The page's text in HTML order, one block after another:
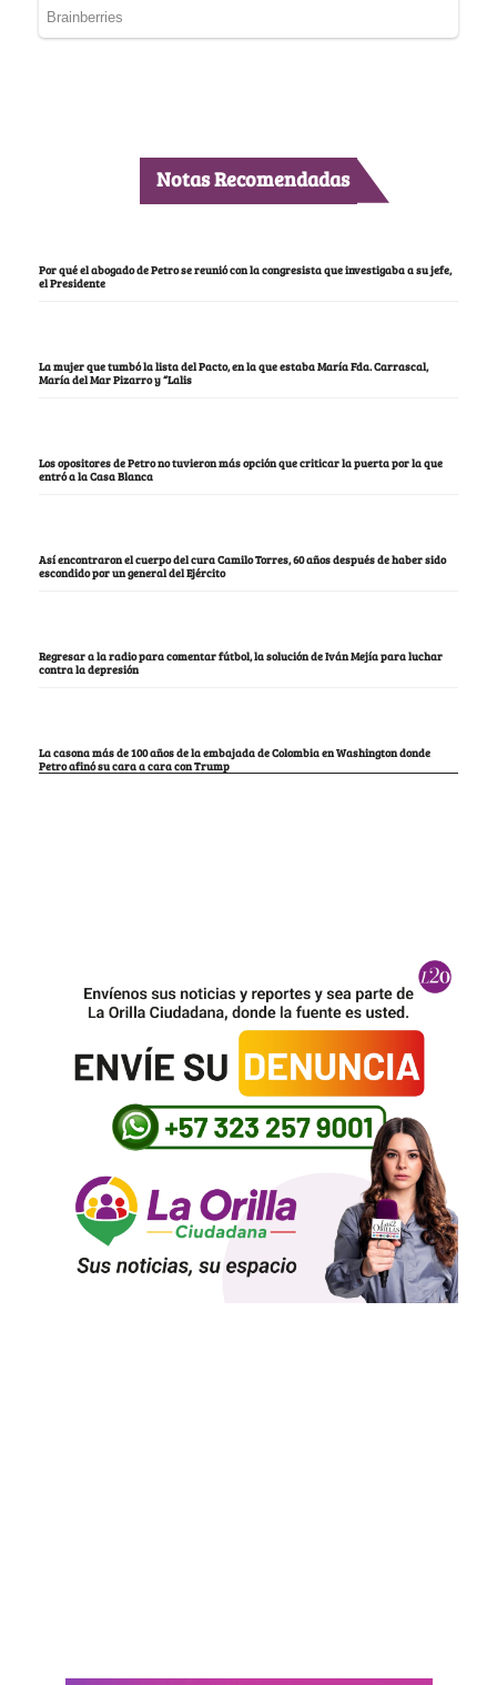
Notas Recomendadas
Por qué el abogado de Petro se reunió con la congresista que investigaba a su jefe,
el Presidente
La mujer que tumbó la lista del Pacto, en la que estaba María Fda. Carrascal,
María del Mar Pizarro y “Lalis
Los opositores de Petro no tuvieron más opción que criticar la puerta por la que
entró a la Casa Blanca
Así encontraron el cuerpo del cura Camilo Torres, 60 años después de haber sido
escondido por un general del Ejército
Regresar a la radio para comentar fútbol, la solución de Iván Mejía para luchar
contra la depresión
La casona más de 100 años de la embajada de Colombia en Washington donde
Petro afinó su cara a cara con Trump